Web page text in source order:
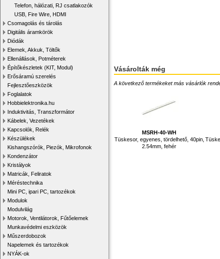
Telefon, hálózati, RJ csatlakozók
USB, Fire Wire, HDMI
Csomagolás és tárolás
Digitális áramkörök
Diódák
Elemek, Akkuk, Töltők
Ellenállások, Potméterek
Építőkészletek (KIT, Modul)
Erősáramú szerelés
Fejlesztőeszközök
Foglalatok
Hobbielektronika.hu
Induktivitás, Transzformátor
Kábelek, Vezetékek
Kapcsolók, Relék
Készülékek
Kishangszórók, Piezók, Mikrofonok
Kondenzátor
Kristályok
Matricák, Feliratok
Méréstechnika
Mini PC, ipari PC, tartozékok
Modulok
Modulvilág
Motorok, Ventilátorok, Fűtőelemek
Munkavédelmi eszközök
Műszerdobozok
Napelemek és tartozékok
NYÁK-ok
Vásárolták még
A következő termékeket más vásárlók
MSRH-40-WH
Tüskesor, egyenes, tördelhető, 40pin,
2.54mm, fehér